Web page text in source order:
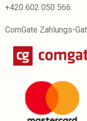
+420 602 050 566
ComGate Zahlungs-